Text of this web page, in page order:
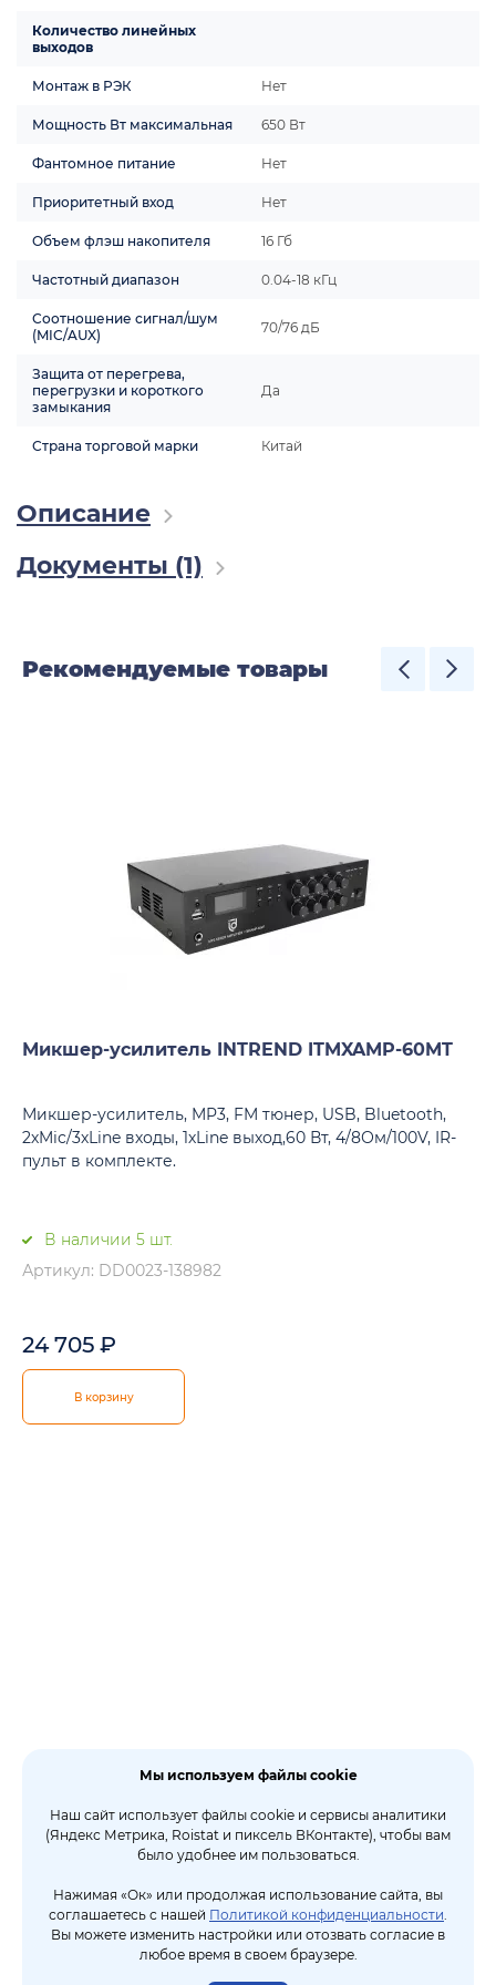
Количество линейных
выходов
Монтаж в РЭК Нет
Мощность Вт максимальная 650 Вт
Фантомное питание Нет
Приоритетный вход Нет
Объем флэш накопителя 16 Гб
Частотный диапазон 0.04-18 кГц
Соотношение сигнал/шум
(MIC/AUX)
70/76 дБ
Защита от перегрева,
перегрузки и короткого
замыкания
Да
Страна торговой марки Китай
Описание
Документы (1)
Рекомендуемые товары
Микшер-усилитель INTREND ITMXAMP-60MT
Микшер-усилитель, MP3, FM тюнер, USB, Bluetooth,
2хMic/3хLine входы, 1хLine выход,60 Вт, 4/8Ом/100V, IR-
пульт в комплекте.
В наличии 5 шт.
Артикул: DD0023-138982
24 705 ₽
В корзину
Мы используем файлы cookie
Наш сайт использует файлы cookie и сервисы аналитики
(Яндекс Метрика, Roistat и пиксель ВКонтакте), чтобы вам
было удобнее им пользоваться.
Нажимая «Ок» или продолжая использование сайта, вы
соглашаетесь с нашей Политикой конфиденциальности.
Вы можете изменить настройки или отозвать согласие в
любое время в своем браузере.